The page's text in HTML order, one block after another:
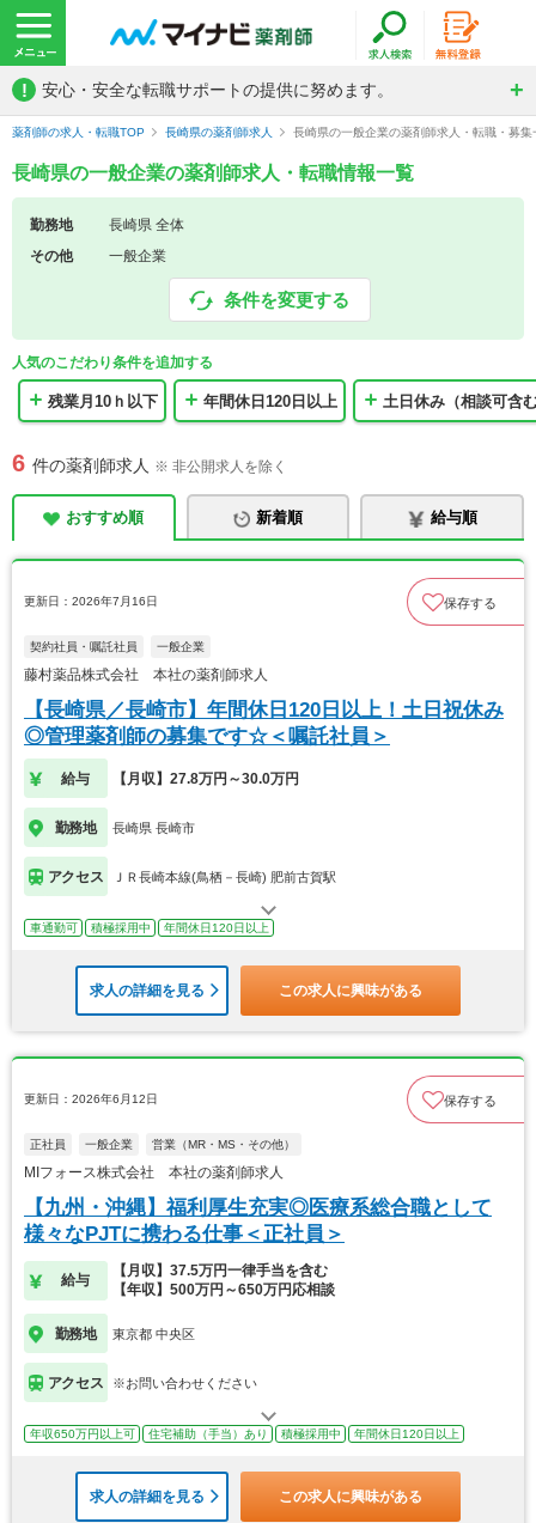
! 安心・安全な転職サポートの提供に努めます。
薬剤師の求人・転職TOP 長崎県の薬剤師求人 長崎県の一般企業の薬剤師求人・転職・募集
長崎県の一般企業の薬剤師求人・転職情報一覧
勤務地
長崎県 全体
その他
一般企業
条件を変更する
人気のこだわり条件を追加する
残業月10ｈ以下 年間休日120日以上 土日休み（相談可含
6 件の薬剤師求人 ※ 非公開求人を除く
おすすめ順 新着順 給与順
更新日：2026年7月16日 保存する
契約社員・嘱託社員 一般企業
藤村薬品株式会社 本社の薬剤師求人
【長崎県／長崎市】年間休日120日以上！土日祝休み
◎管理薬剤師の募集です☆＜嘱託社員＞
給与 【月収】27.8万円～30.0万円
勤務地 長崎県 長崎市
アクセス ＪＲ長崎本線(鳥栖－長崎) 肥前古賀駅
車通勤可 積極採用中 年間休日120日以上
求人の詳細を見る この求人に興味がある
更新日：2026年6月12日 保存する
正社員 一般企業 営業（MR・MS・その他）
MIフォース株式会社 本社の薬剤師求人
【九州・沖縄】福利厚生充実◎医療系総合職として
様々なPJTに携わる仕事＜正社員＞
給与
【月収】37.5万円一律手当を含む
【年収】500万円～650万円応相談
勤務地 東京都 中央区
アクセス ※お問い合わせください
年収650万円以上可 住宅補助（手当）あり 積極採用中 年間休日120日以上
求人の詳細を見る この求人に興味がある